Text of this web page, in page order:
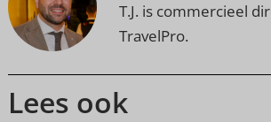
T.J. is commercieel
TravelPro.
Lees ook